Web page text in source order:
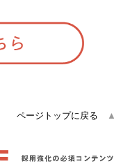
ページトップに戻る ▲